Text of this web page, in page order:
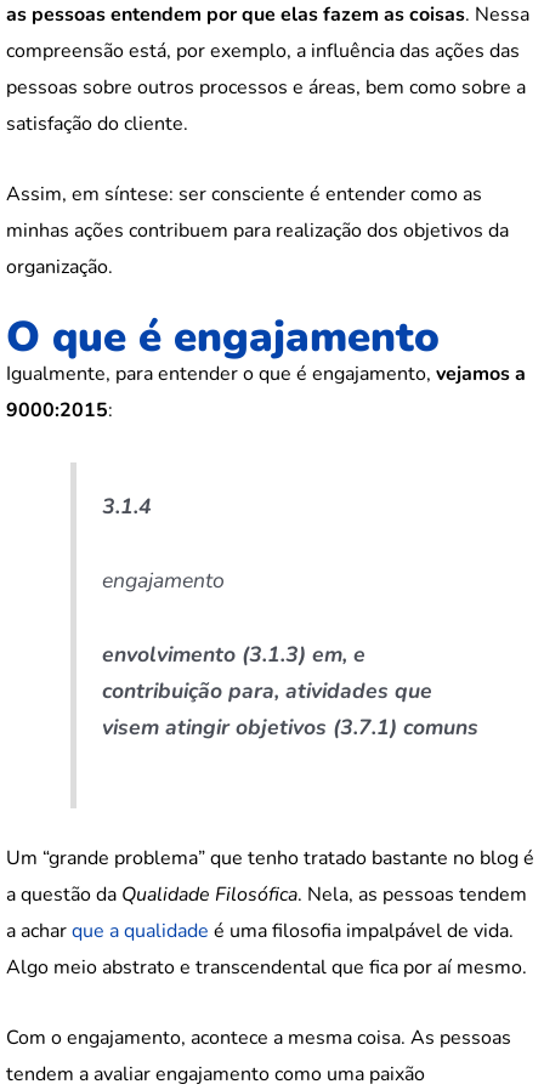
as pessoas entendem por que elas fazem as coisas. Nessa
compreensão está, por exemplo, a influência das ações das
pessoas sobre outros processos e áreas, bem como sobre a
satisfação do cliente.
Assim, em síntese: ser consciente é entender como as
minhas ações contribuem para realização dos objetivos da
organização.
O que é engajamento
Igualmente, para entender o que é engajamento, vejamos a
9000:2015:
3.1.4
engajamento
envolvimento (3.1.3) em, e
contribuição para, atividades que
visem atingir objetivos (3.7.1) comuns
Um “grande problema” que tenho tratado bastante no blog é
a questão da Qualidade Filosófica. Nela, as pessoas tendem
a acharque a qualidade é uma filosofia impalpável de vida.
Algo meio abstrato e transcendental que fica por aí mesmo.
Com o engajamento, acontece a mesma coisa. As pessoas
tendem a avaliar engajamento como uma paixão